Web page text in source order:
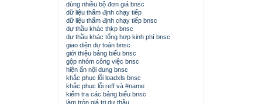
dùng nhiều bộ đơn giá bnsc
dữ liệu thẩm định chạy tiếp
dữ liệu thẩm định chạy tiếp bnsc
dự thầu khác thkp bnsc
dự thầu khác tổng hợp kinh phí bnsc
giao diện dự toán bnsc
giới thiệu bảng biểu bnsc
gộp nhóm công việc bnsc
hiện ẩn nội dung bnsc
khắc phục lỗi loadxls bnsc
khắc phục lỗi reff và #name
kiểm tra các bảng biểu bnsc
làm tròn giá trị dự thầu